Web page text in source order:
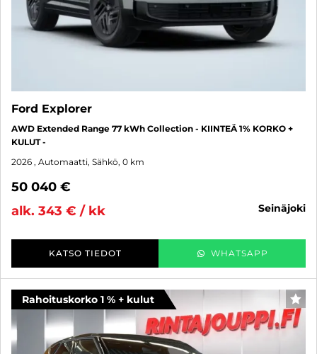
Ford Explorer
AWD Extended Range 77 kWh Collection - KIINTEÄ 1% KORKO +
KULUT -
2026 , Automaatti, Sähkö, 0 km
50 040 €
alk. 343 € / kk
seinäjoki
KATSO TIEDOT WHATSAPP
Rahoituskorko 1 % + kulut